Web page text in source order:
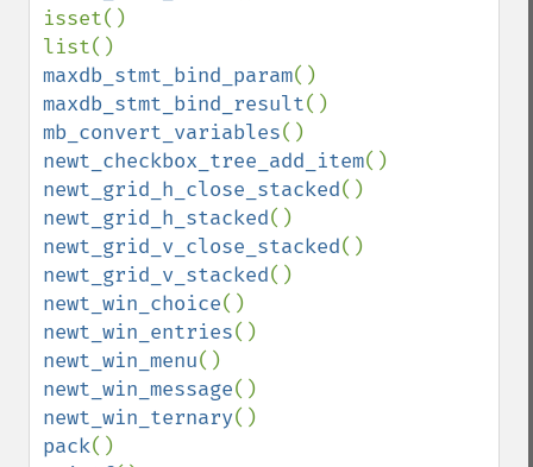
isset()
maxdb_stmt_bind_param
maxdb_stmt_bind_result
mb_convert_variables
newt_checkbox_tree_add_item
newt_grid_h_close_stacked
newt_grid_h_stacked
newt_grid_v_close_stacked
newt_grid_v_stacked
newt_win_choice
newt_win_entries
newt_win_menu
newt_win_message
newt_win_ternary
pack